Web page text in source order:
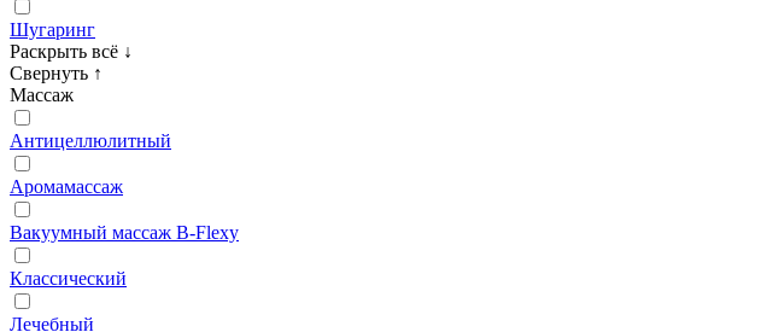
Шугаринг
Раскрыть всё ↓
Свернуть ↑
Массаж
Антицеллюлитный
Аромамассаж
Вакуумный массаж B‑Flexy
Классический
Лечебный